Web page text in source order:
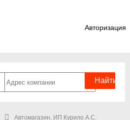
Авторизация
Автомагазин, ИП Курило А.С.